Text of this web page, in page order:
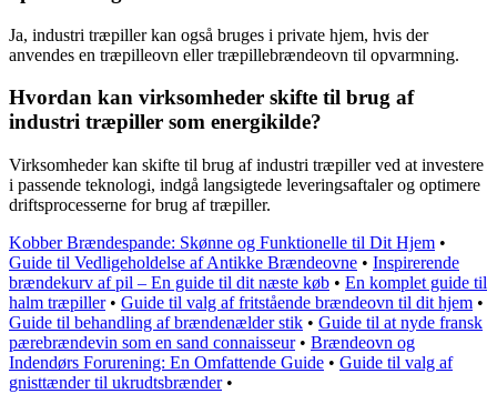
Ja, industri træpiller kan også bruges i private hjem, hvis der
anvendes en træpilleovn eller træpillebrændeovn til opvarmning.
Hvordan kan virksomheder skifte til brug af
industri træpiller som energikilde?
Virksomheder kan skifte til brug af industri træpiller ved at investere
i passende teknologi, indgå langsigtede leveringsaftaler og optimere
driftsprocesserne for brug af træpiller.
Kobber Brændespande: Skønne og Funktionelle til Dit Hjem •
Guide til Vedligeholdelse af Antikke Brændeovne • Inspirerende
brændekurv af pil – En guide til dit næste køb • En komplet guide til
halm træpiller• Guide til valg af fritstående brændeovn til dit hjem •
Guide til behandling af brændenælder stik • Guide til at nyde fransk
pærebrændevin som en sand connaisseur• Brændeovn og
Indendørs Forurening: En Omfattende Guide • Guide til valg af
gnisttænder til ukrudtsbrænder•